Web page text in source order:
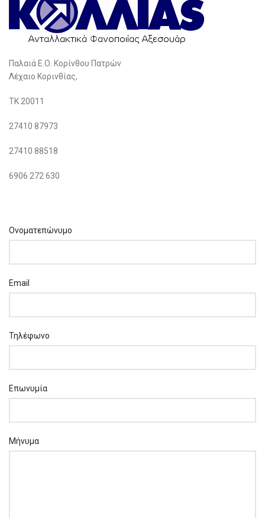
Παλαιά Ε.Ο. Κορίνθου Πατρών
Λέχαιο Κορινθίας,
ΤΚ 20011
27410 87973
27410 88518
6906 272 630
Ονοματεπώνυμο
Email
Τηλέφωνο
Επωνυμία
Μήνυμα